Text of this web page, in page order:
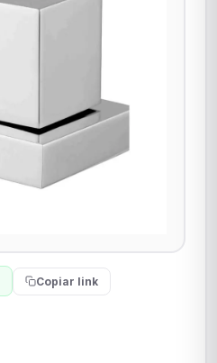
Copiar link